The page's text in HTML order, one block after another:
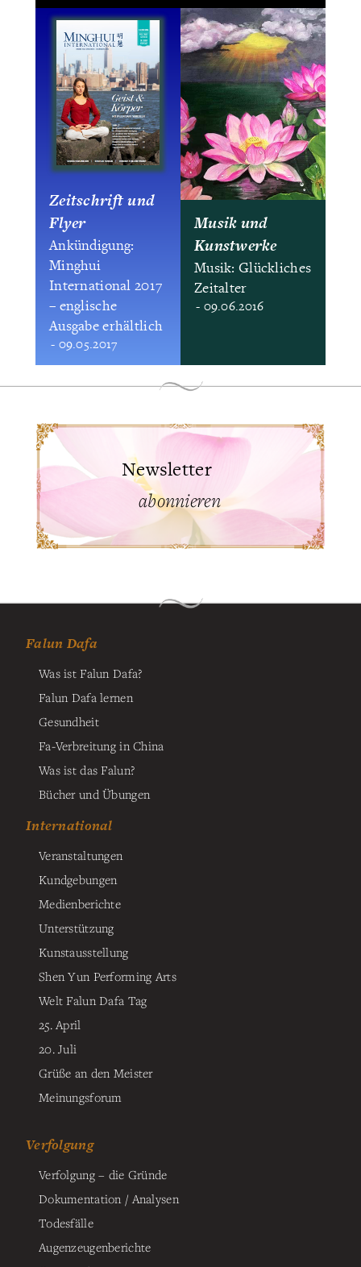
Zeitschrift und
Flyer
Ankündigung:
Minghui
International 2017
– englische
Ausgabe erhältlich
- 09.05.2017
Musik und
Kunstwerke
Musik: Glückliches
Zeitalter
- 09.06.2016
abonnieren
Newsletter
Falun Dafa
Was ist Falun Dafa?
Falun Dafa lernen
Gesundheit
Fa-Verbreitung in China
Was ist das Falun?
Bücher und Übungen
International
Veranstaltungen
Kundgebungen
Medienberichte
Unterstützung
Kunstausstellung
Shen Yun Performing Arts
Welt Falun Dafa Tag
25. April
20. Juli
Grüße an den Meister
Meinungsforum
Verfolgung
Verfolgung – die Gründe
Dokumentation / Analysen
Todesfälle
Augenzeugenberichte